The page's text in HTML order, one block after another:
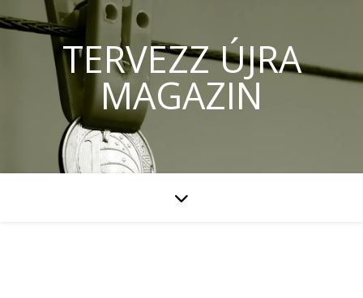
TERVEZZ ÚJRA
MAGAZIN